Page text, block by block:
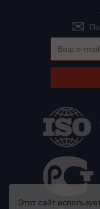
Этот сайт